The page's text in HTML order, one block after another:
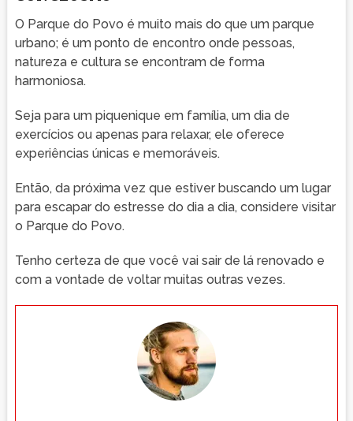
O Parque do Povo é muito mais do que um parque
urbano; é um ponto de encontro onde pessoas,
natureza e cultura se encontram de forma
harmoniosa.
Seja para um piquenique em família, um dia de
exercícios ou apenas para relaxar, ele oferece
experiências únicas e memoráveis.
Então, da próxima vez que estiver buscando um lugar
para escapar do estresse do dia a dia, considere visitar
o Parque do Povo.
Tenho certeza de que você vai sair de lá renovado e
com a vontade de voltar muitas outras vezes.